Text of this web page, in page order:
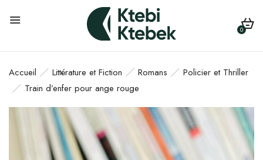
0
Accueil Littérature et Fiction Romans
Policier et Thriller
Train d’enfer pour ange rouge